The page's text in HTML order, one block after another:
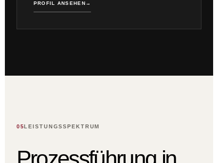
PROFIL ANSEHEN →
05 LEISTUNGSSPEKTRUM